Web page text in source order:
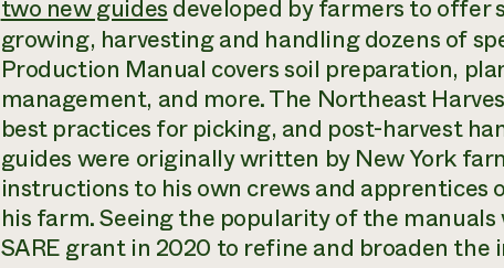
two new guides developed by farmers to
growing, harvesting and handling dozens of
Production Manual covers soil preparation,
management, and more. The Northeast
best practices for picking, and post-harvest
guides were originally written by New York
instructions to his own crews and apprentices
his farm. Seeing the popularity of the
SARE grant in 2020 to refine and broaden